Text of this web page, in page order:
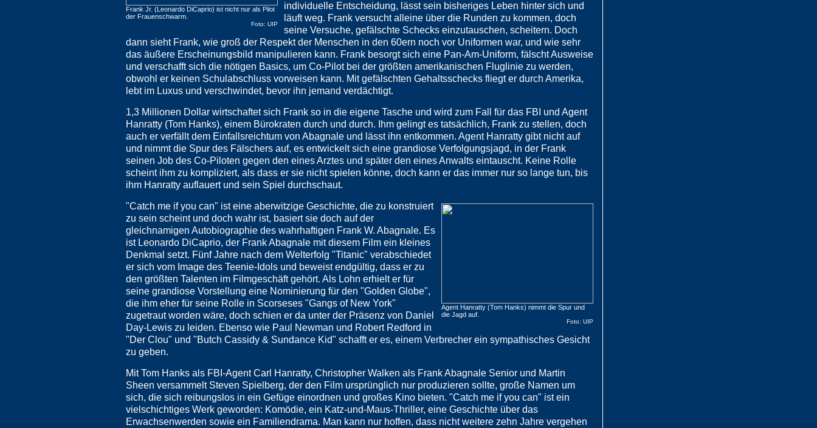
Frank Jr. (Leonardo DiCaprio) ist nicht nur als Pilot
der Frauenschwarm.
Foto: UIP
individuelle Entscheidung, lässt sein bisheriges Leben hinter sich und
läuft weg. Frank versucht alleine über die Runden zu kommen, doch
seine Versuche, gefälschte Schecks einzutauschen, scheitern. Doch
dann sieht Frank, wie groß der Respekt der Menschen in den 60ern noch vor Uniformen war, und wie sehr
das äußere Erscheinungsbild manipulieren kann. Frank besorgt sich eine Pan-Am-Uniform, fälscht Ausweise
und verschafft sich die nötigen Basics, um Co-Pilot bei der größten amerikanischen Fluglinie zu werden,
obwohl er keinen Schulabschluss vorweisen kann. Mit gefälschten Gehaltsschecks fliegt er durch Amerika,
lebt im Luxus und verschwindet, bevor ihn jemand verdächtigt.
1,3 Millionen Dollar wirtschaftet sich Frank so in die eigene Tasche und wird zum Fall für das FBI und Agent
Hanratty (Tom Hanks), einem Bürokraten durch und durch. Ihm gelingt es tatsächlich, Frank zu stellen, doch
auch er verfällt dem Einfallsreichtum von Abagnale und lässt ihn entkommen. Agent Hanratty gibt nicht auf
und nimmt die Spur des Fälschers auf, es entwickelt sich eine grandiose Verfolgungsjagd, in der Frank
seinen Job des Co-Piloten gegen den eines Arztes und später den eines Anwalts eintauscht. Keine Rolle
scheint ihm zu kompliziert, als dass er sie nicht spielen könne, doch kann er das immer nur so lange tun, bis
ihm Hanratty auflauert und sein Spiel durchschaut.
Agent Hanratty (Tom Hanks) nimmt die Spur und
die Jagd auf.
Foto: UIP
"Catch me if you can" ist eine aberwitzige Geschichte, die zu konstruiert
zu sein scheint und doch wahr ist, basiert sie doch auf der
gleichnamigen Autobiographie des wahrhaftigen Frank W. Abagnale. Es
ist Leonardo DiCaprio, der Frank Abagnale mit diesem Film ein kleines
Denkmal setzt. Fünf Jahre nach dem Welterfolg "Titanic" verabschiedet
er sich vom Image des Teenie-Idols und beweist endgültig, dass er zu
den größten Talenten im Filmgeschäft gehört. Als Lohn erhielt er für
seine grandiose Vorstellung eine Nominierung für den "Golden Globe",
die ihm eher für seine Rolle in Scorseses "Gangs of New York"
zugetraut worden wäre, doch schien er da unter der Präsenz von Daniel
Day-Lewis zu leiden. Ebenso wie Paul Newman und Robert Redford in
"Der Clou" und "Butch Cassidy & Sundance Kid" schafft er es, einem Verbrecher ein sympathisches Gesicht
zu geben.
Mit Tom Hanks als FBI-Agent Carl Hanratty, Christopher Walken als Frank Abagnale Senior und Martin
Sheen versammelt Steven Spielberg, der den Film ursprünglich nur produzieren sollte, große Namen um
sich, die sich reibungslos in ein Gefüge einordnen und großes Kino bieten. "Catch me if you can" ist ein
vielschichtiges Werk geworden: Komödie, ein Katz-und-Maus-Thriller, eine Geschichte über das
Erwachsenwerden sowie ein Familiendrama. Man kann nur hoffen, dass nicht weitere zehn Jahre vergehen